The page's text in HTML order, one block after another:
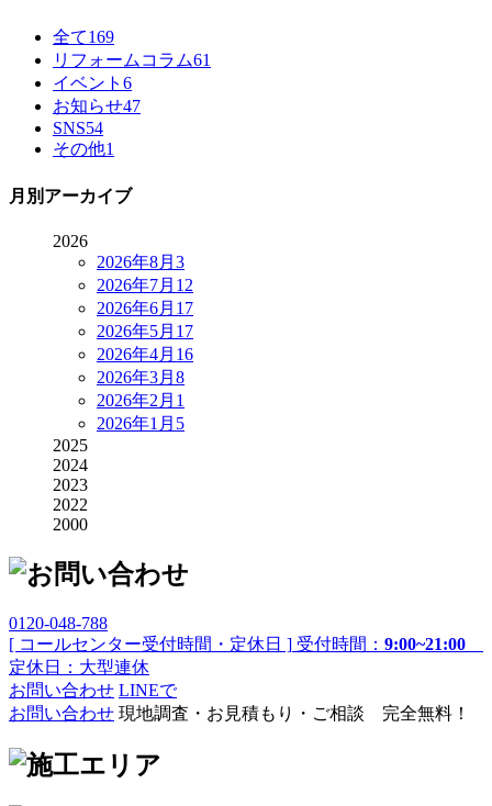
全て169
リフォームコラム61
イベント 6
お知らせ47
SNS54
その他1
月別アーカイブ
2026
2026年8月 3
2026年7月 12
2026年6月 17
2026年5月 17
2026年4月 16
2026年3月 8
2026年2月 1
2026年1月 5
2025
2024
2023
2022
2000
0120-048-788
[ コールセンター受付時間・定休日 ] 受付時間： 9:00~21:00
定休日：大型連休
お問い合わせ LINEで
お問い合わせ 現地調査・お見積もり・ご相談 完全無料！